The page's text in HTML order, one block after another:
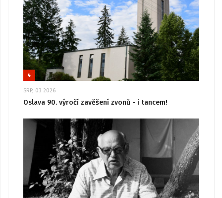
4
SRP, 03 2026
Oslava 90. výročí zavěšení zvonů - i tancem!